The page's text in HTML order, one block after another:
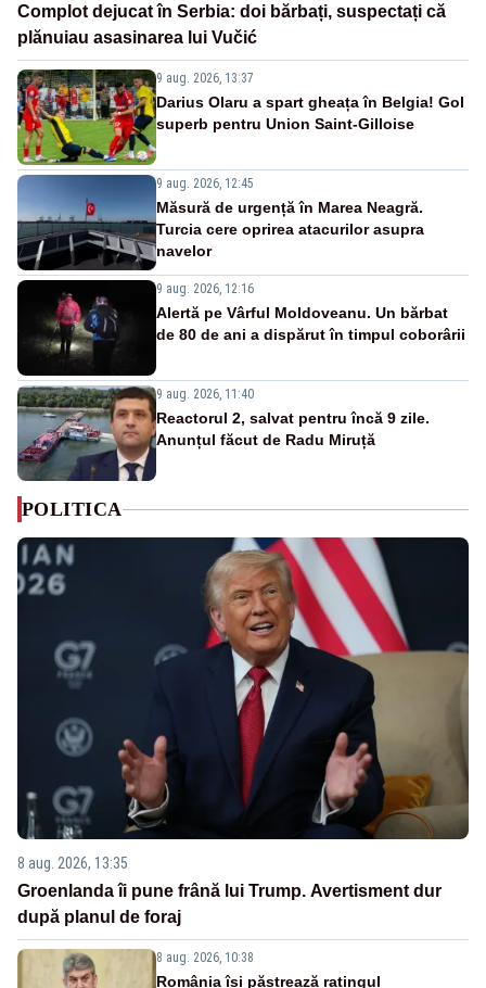
Complot dejucat în Serbia: doi bărbați, suspectați că
plănuiau asasinarea lui Vučić
9 aug. 2026, 13:37
Darius Olaru a spart gheața în Belgia! Gol
superb pentru Union Saint-Gilloise
9 aug. 2026, 12:45
Măsură de urgență în Marea Neagră.
Turcia cere oprirea atacurilor asupra
navelor
9 aug. 2026, 12:16
Alertă pe Vârful Moldoveanu. Un bărbat
de 80 de ani a dispărut în timpul coborârii
9 aug. 2026, 11:40
Reactorul 2, salvat pentru încă 9 zile.
Anunțul făcut de Radu Miruță
POLITICA
8 aug. 2026, 13:35
Groenlanda îi pune frână lui Trump. Avertisment dur
după planul de foraj
8 aug. 2026, 10:38
România își păstrează ratingul